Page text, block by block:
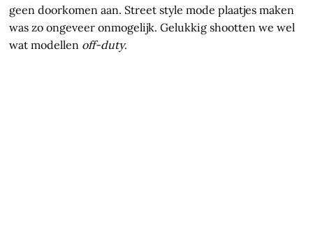
geen doorkomen aan. Street style mode plaatjes maken
was zo ongeveer onmogelijk. Gelukkig shootten we wel
wat modellen off-duty.